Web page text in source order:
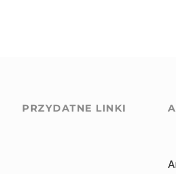
PRZYDATNE LINKI